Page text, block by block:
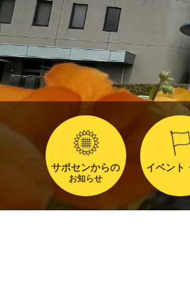
サポセンからの
お知らせ
イベント